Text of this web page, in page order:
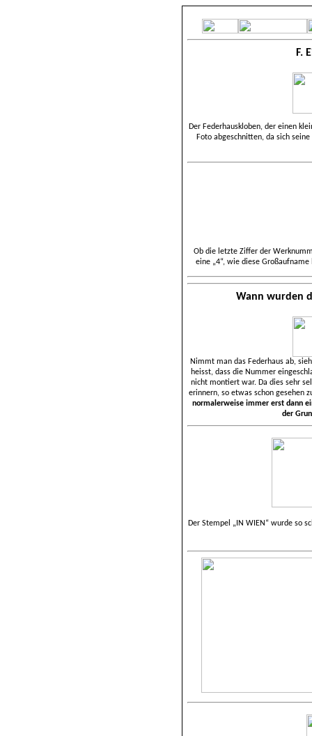
F.
Der Federhauskloben, der einen
Foto abgeschnitten, da sich
Ob die letzte Ziffer der
eine „4“, wie diese
Wann wurden
Nimmt man das Federhaus ab,
heisst, dass die Nummer
nicht montiert war. Da dies sehr
erinnern, so etwas schon gesehen
normalerweise immer erst dann
der
Der Stempel „IN WIEN“ wurde so